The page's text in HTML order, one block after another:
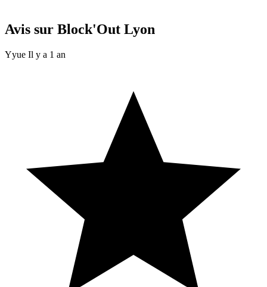
Avis sur Block'Out Lyon
Yyue Il y a 1 an